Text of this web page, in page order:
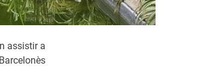
assistir a